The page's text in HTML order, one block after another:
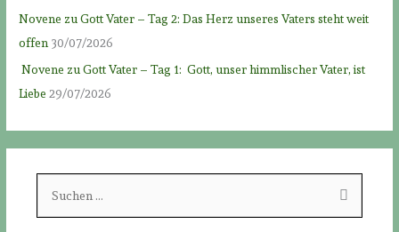
Novene zu Gott Vater – Tag 2: Das Herz unseres Vaters steht weit
offen 30/07/2026
Novene zu Gott Vater – Tag 1: Gott, unser himmlischer Vater, ist
Liebe 29/07/2026